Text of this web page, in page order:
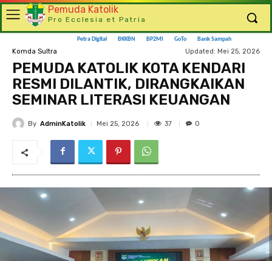
Pemuda Katolik
Pro Ecclesia et Patria
Petra Digital BKKBN BP2MI GoTo Bank Sampah
Komda Sultra Updated: Mei 25, 2026
PEMUDA KATOLIK KOTA KENDARI
RESMI DILANTIK, DIRANGKAIKAN
SEMINAR LITERASI KEUANGAN
By AdminKatolik Mei 25, 2026 37 0